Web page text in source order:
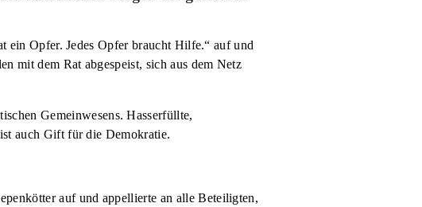
ein Opfer. Jedes Opfer braucht Hilfe.“ auf und
mit dem Rat abgespeist, sich aus dem Netz
Gemeinwesens. Hasserfüllte,
auch Gift für die Demokratie.
auf und appellierte an alle Beteiligten,